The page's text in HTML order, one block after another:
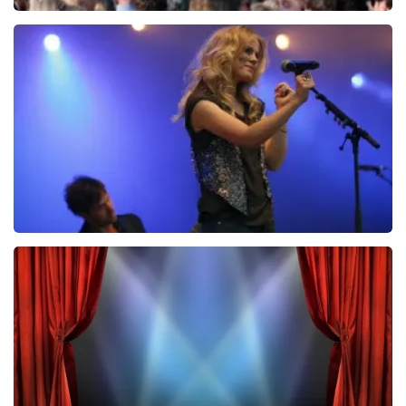
Central Park
reviews
Ilse DeLange
274+ reviews
BEKIJKEN